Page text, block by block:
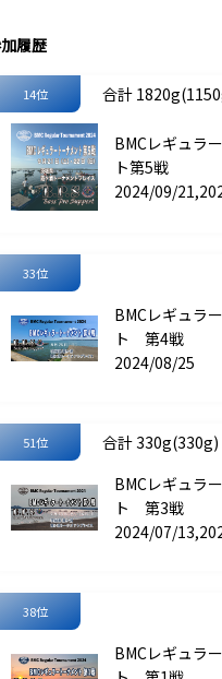
履歴
14位 合計
BMCレギュラ
ト第5戦
2024/09/
33位
BMCレギュラ
ト 第4戦
2024/08/25
51位
合計 330g(330g)
BMCレギュラ
ト 第3戦
2024/07/
38位
BMCレギュラ